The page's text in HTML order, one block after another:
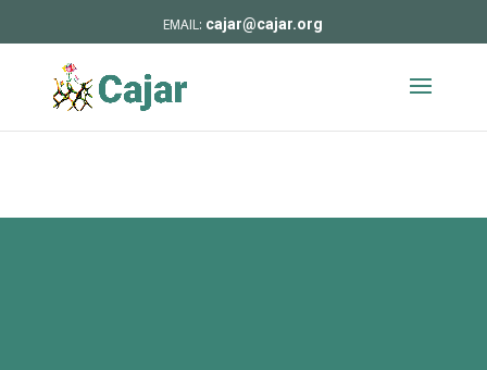
cajar@cajar.org